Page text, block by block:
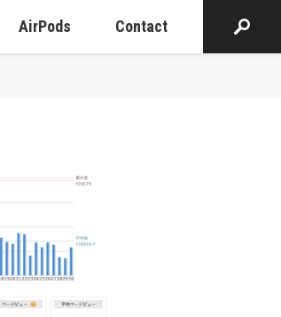
AirPods Contact